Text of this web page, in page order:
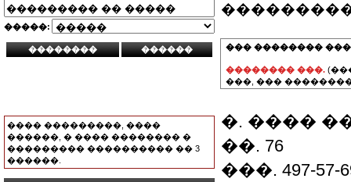
�����:
���� ���������, ����
������, � ���� �������� �
��������� ���������� �� 3
������.
��� ��������
�������� ���.
���, ���
�. ����
��. 76
���. 497-57-